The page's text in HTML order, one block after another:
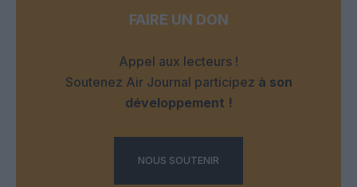
FAIRE UN DON
Appel aux lecteurs !
Soutenez Air Journal participez à son
développement !
NOUS SOUTENIR